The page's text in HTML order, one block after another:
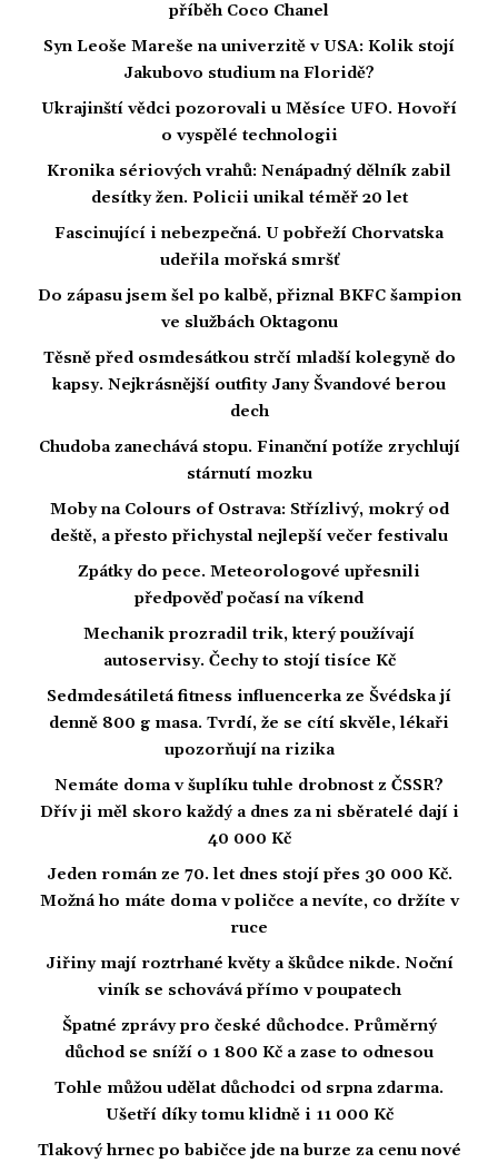
příběh Coco Chanel
Syn Leoše Mareše na univerzitě v USA: Kolik stojí
Jakubovo studium na Floridě?
Ukrajinští vědci pozorovali u Měsíce UFO. Hovoří
o vyspělé technologii
Kronika sériových vrahů: Nenápadný dělník zabil
desítky žen. Policii unikal téměř 20 let
Fascinující i nebezpečná. U pobřeží Chorvatska
udeřila mořská smršť
Do zápasu jsem šel po kalbě, přiznal BKFC šampion
ve službách Oktagonu
Těsně před osmdesátkou strčí mladší kolegyně do
kapsy. Nejkrásnější outfity Jany Švandové berou
dech
Chudoba zanechává stopu. Finanční potíže zrychlují
stárnutí mozku
Moby na Colours of Ostrava: Střízlivý, mokrý od
deště, a přesto přichystal nejlepší večer festivalu
Zpátky do pece. Meteorologové upřesnili
předpověď počasí na víkend
Mechanik prozradil trik, který používají
autoservisy. Čechy to stojí tisíce Kč
Sedmdesátiletá fitness influencerka ze Švédska jí
denně 800 g masa. Tvrdí, že se cítí skvěle, lékaři
upozorňují na rizika
Nemáte doma v šuplíku tuhle drobnost z ČSSR?
Dřív ji měl skoro každý a dnes za ni sběratelé dají i
40 000 Kč
Jeden román ze 70. let dnes stojí přes 30 000 Kč.
Možná ho máte doma v poličce a nevíte, co držíte v
ruce
Jiřiny mají roztrhané květy a škůdce nikde. Noční
viník se schovává přímo v poupatech
Špatné zprávy pro české důchodce. Průměrný
důchod se sníží o 1 800 Kč a zase to odnesou
Tohle můžou udělat důchodci od srpna zdarma.
Ušetří díky tomu klidně i 11 000 Kč
Tlakový hrnec po babičce jde na burze za cenu nové